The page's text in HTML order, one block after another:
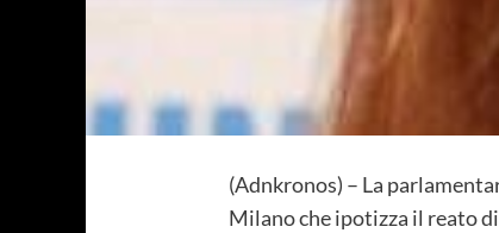
(Adnkronos) – La
Milano che ipotizza il reato